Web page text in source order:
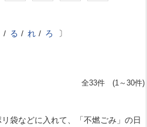
/ る / れ / ろ 〕
全33件 (1～30件)
袋などに入れて、「不燃ごみ」の日